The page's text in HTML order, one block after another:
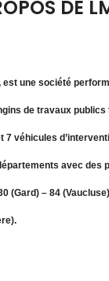
DE
est une société
de travaux
7 véhicules
avec
(Gard) – 84